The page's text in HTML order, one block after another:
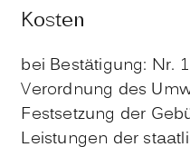
Kosten
bei Bestätigung: Nr.
Verordnung des
Festsetzung der
Leistungen der